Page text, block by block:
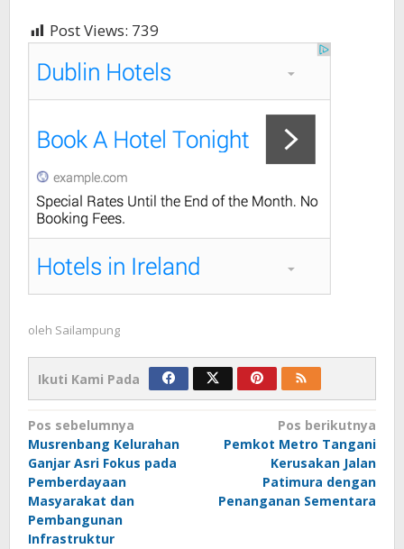
Post Views: 739
oleh Sailampung
Ikuti Kami Pada
Navigasi
pos
Pos sebelumnya
Musrenbang Kelurahan
Ganjar Asri Fokus pada
Pemberdayaan
Masyarakat dan
Pembangunan
Infrastruktur
Pos berikutnya
Pemkot Metro Tangani
Kerusakan Jalan
Patimura dengan
Penanganan Sementara